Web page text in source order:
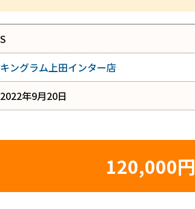
S
キングラム上田インター店
2022年9月20日
120,000円